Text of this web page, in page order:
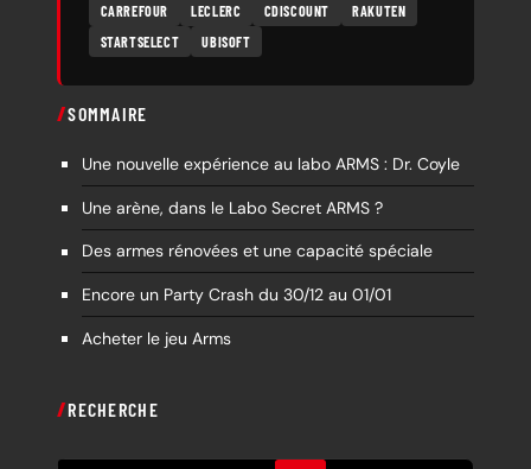
CARREFOUR
LECLERC CDISCOUNT
RAKUTEN
STARTSELECT
UBISOFT
SOMMAIRE
Une nouvelle expérience au labo ARMS : Dr. Coyle
Une arène, dans le Labo Secret ARMS ?
Des armes rénovées et une capacité spéciale
Encore un Party Crash du 30/12 au 01/01
Acheter le jeu Arms
RECHERCHE